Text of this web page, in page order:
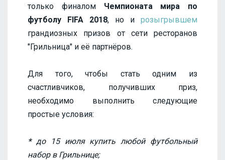
только финалом Чемпионата мира по
футболу FIFA 2018, но и розыгрывшем
грандиозных призов от сети ресторанов
"Грильница" и её партнёров.
Для того, чтобы стать одним из
счастливчиков, получивших приз,
необходимо выполнить следующие
простые условия:
*до 15 июля купить любой футбольный
набор в Грильнице;